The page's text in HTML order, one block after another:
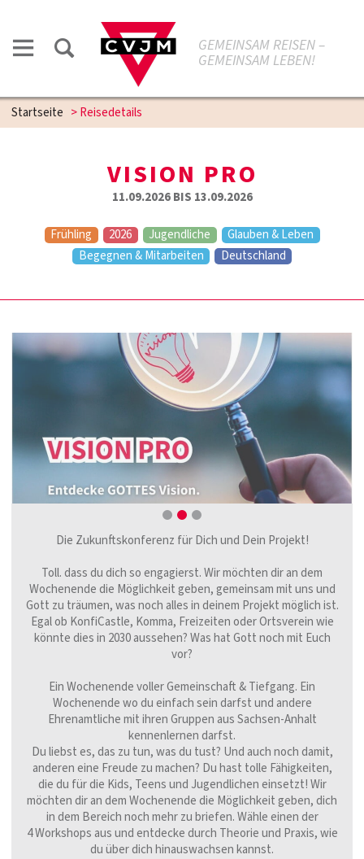
GEMEINSAM REISEN –
GEMEINSAM LEBEN!
Startseite >Reisedetails
VISION PRO
11.09.2026 BIS 13.09.2026
Frühling 2026 Jugendliche
Glauben & Leben
Begegnen & Mitarbeiten
Deutschland
Die Zukunftskonferenz für Dich und Dein Projekt!
Toll. dass du dich so engagierst. Wir möchten dir an dem
Wochenende die Möglichkeit geben, gemeinsam mit uns und
Gott zu träumen, was noch alles in deinem Projekt möglich ist.
Egal ob KonfiCastle, Komma, Freizeiten oder Ortsverein wie
könnte dies in 2030 aussehen? Was hat Gott noch mit Euch
vor?
Ein Wochenende voller Gemeinschaft & Tiefgang. Ein
Wochenende wo du einfach sein darfst und andere
Ehrenamtliche mit ihren Gruppen aus Sachsen-Anhalt
kennenlernen darfst.
Du liebst es, das zu tun, was du tust? Und auch noch damit,
anderen eine Freude zu machen? Du hast tolle Fähigkeiten,
die du für die Kids, Teens und Jugendlichen einsetzt! Wir
möchten dir an dem Wochenende die Möglichkeit geben, dich
in dem Bereich noch mehr zu briefen. Wähle einen der
4Workshops aus und entdecke durch Theorie und Praxis, wie
du über dich hinauswachsen kannst.